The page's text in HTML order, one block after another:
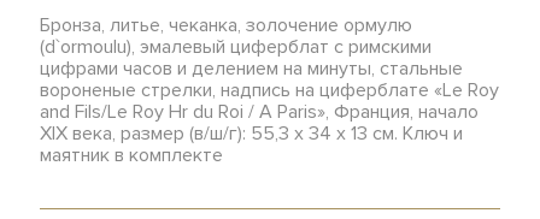
Бронза, литье, чеканка, золочение ормулю
(d`ormoulu), эмалевый циферблат с римскими
цифрами часов и делением на минуты, стальные
вороненые стрелки, надпись на циферблате «Le Roy
and Fils/Le Roy Hr du Roi / A Paris», Франция, начало
XIX века, размер (в/ш/г): 55,3 х 34 х 13 см. Ключ и
маятник в комплекте